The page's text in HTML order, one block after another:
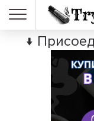
↓